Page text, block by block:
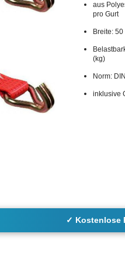
aus
pro Gurt
Breite:
(kg)
Norm:
inklusive
✓ Kostenlose